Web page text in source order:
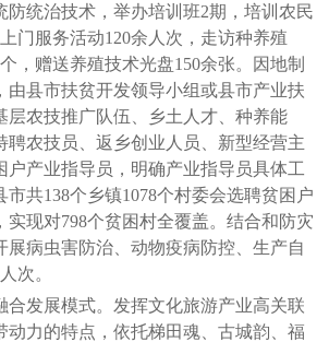
防统治技术，举办培训班2期，培训农民
门服务活动120余人次，走访种养殖
，赠送养殖技术光盘150余张。因地制
由县市扶贫开发领导小组或县市产业扶
层农技推广队伍、乡土人才、种养能
聘农技员、返乡创业人员、新型经营主
户产业指导员，明确产业指导员具体工
市共138个乡镇1078个村委会选聘贫困户
实现对798个贫困村全覆盖。结合和防灾
展病虫害防治、动物疫病防控、生产自
次。
发展模式。发挥文化旅游产业高关联
动力的特点，依托梯田魂、古城韵、福